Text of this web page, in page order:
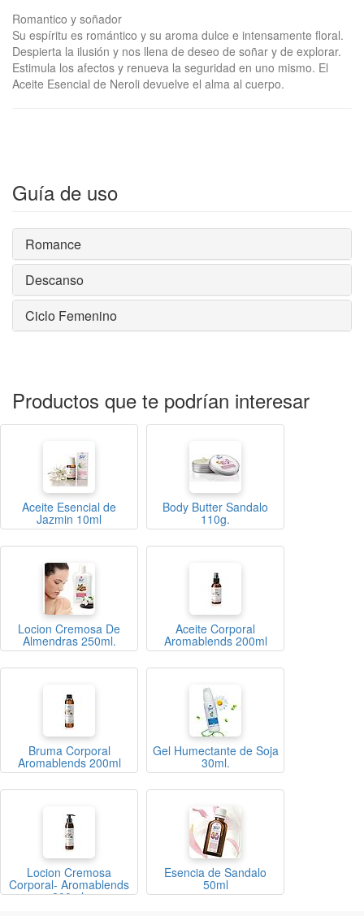
Romantico y soñador
Su espíritu es romántico y su aroma dulce e intensamente floral.
Despierta la ilusión y nos llena de deseo de soñar y de explorar.
Estimula los afectos y renueva la seguridad en uno mismo. El
Aceite Esencial de Neroli devuelve el alma al cuerpo.
Guía de uso
Romance
Descanso
Ciclo Femenino
Productos que te podrían interesar
Aceite Esencial de
Jazmin 10ml
Body Butter Sandalo
110g.
Locion Cremosa De
Almendras 250ml.
Aceite Corporal
Aromablends 200ml
Bruma Corporal
Aromablends 200ml
Gel Humectante de Soja
30ml.
Locion Cremosa
Corporal- Aromablends
200ml.
Esencia de Sandalo
50ml